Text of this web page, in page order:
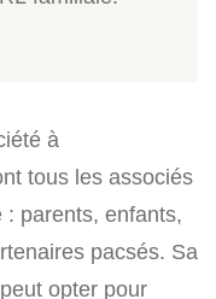
à
tous les associés
parents, enfants,
pacsés. Sa
opter pour